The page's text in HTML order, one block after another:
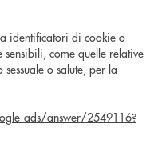
identificatori di cookie o
come quelle relative
o salute, per la
ads/answer/2549116?